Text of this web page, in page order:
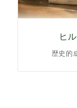
ヒ
歴史的